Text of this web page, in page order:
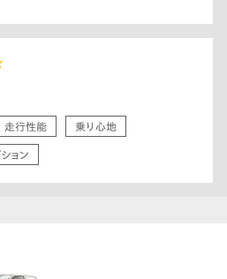
走行性能 乗り心地
ョン